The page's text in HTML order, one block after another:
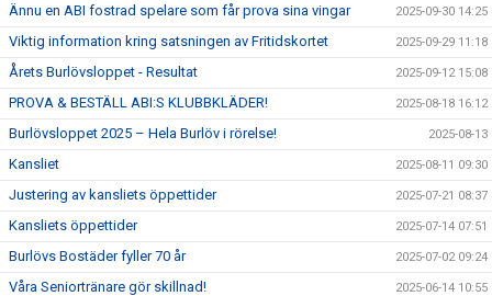
Ännu en ABI fostrad spelare som får prova sina vingar 2025-09-30 14:25
Viktig information kring satsningen av Fritidskortet 2025-09-29 11:18
Årets Burlövsloppet - Resultat 2025-09-12 15:08
PROVA & BESTÄLL ABI:S KLUBBKLÄDER! 2025-08-18 16:12
Burlövsloppet 2025 – Hela Burlöv i rörelse! 2025-08-13
Kansliet 2025-08-11 09:30
Justering av kansliets öppettider 2025-07-21 08:37
Kansliets öppettider 2025-07-14 07:51
Burlövs Bostäder fyller 70 år 2025-07-02 09:24
Våra Seniortränare gör skillnad! 2025-06-14 10:55